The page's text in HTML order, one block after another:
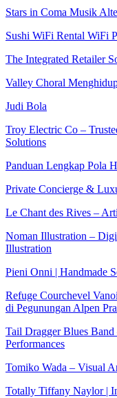
Stars in Coma Musik
Sushi WiFi Rental WiFi
The Integrated Retailer
Valley Choral
Judi Bola
Troy Electric Co –
Solutions
Panduan Lengkap Pola
Private Concierge &
Le Chant des Rives –
Noman Illustration –
Illustration
Pieni Onni | Handmade
Refuge Courchevel
di Pegunungan Alpen
Tail Dragger Blues
Performances
Tomiko Wada – Visual
Totally Tiffany Naylor |